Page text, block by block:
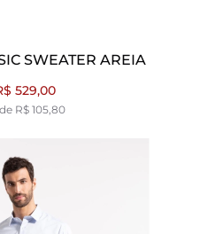
SWEATER AREIA
529,00
R$ 105,80